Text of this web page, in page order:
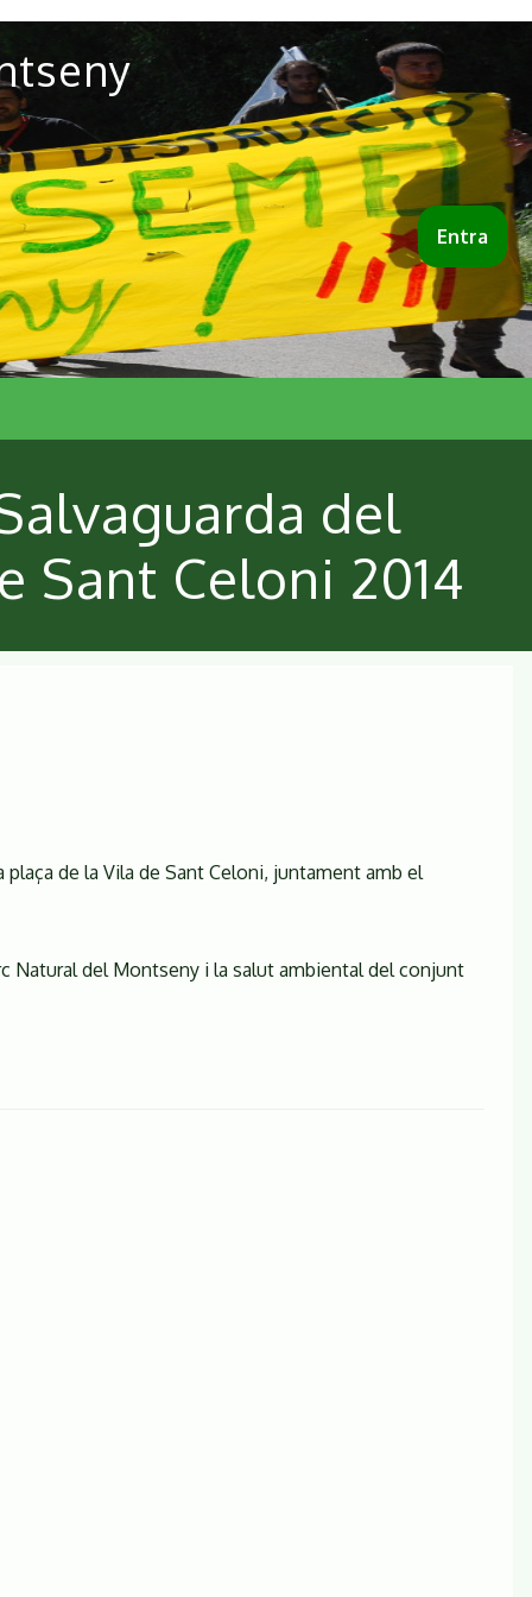
Entra
del
Sant Celoni 2014
de la Vila de Sant Celoni, juntament amb el
Natural del Montseny i la salut ambiental del conjunt